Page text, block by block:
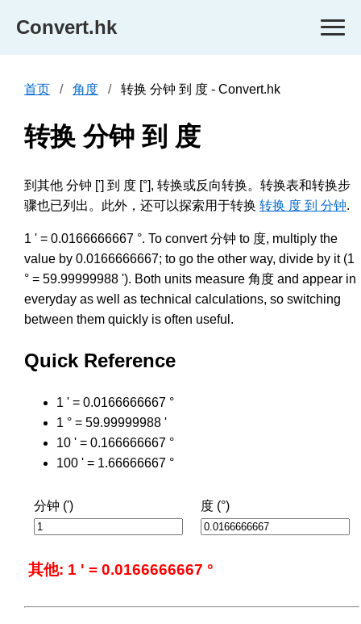
Convert.hk
首页 角度 转换 分钟 到 度 - Convert.hk
转换 分钟 到 度
到其他 分钟 ['] 到 度 [°], 转换或反向转换。转换表和转换步
骤也已列出。此外，还可以探索用于转换 转换 度 到 分钟.
1 ' = 0.0166666667 °. To convert 分钟 to 度, multiply the
value by 0.0166666667; to go the other way, divide by it (1
° = 59.99999988 '). Both units measure 角度 and appear in
everyday as well as technical calculations, so switching
between them quickly is often useful.
Quick Reference
1 ' = 0.0166666667 °
1 ° = 59.99999988 '
10 ' = 0.166666667 °
100 ' = 1.66666667 °
分钟 (') 度 (°)
其他: 1 ' = 0.0166666667 °